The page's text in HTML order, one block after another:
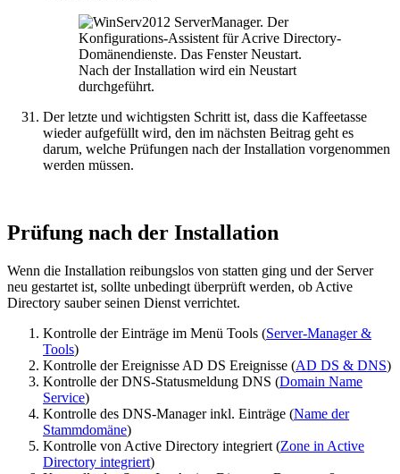
Nach der Installation wird ein Neustart
durchgeführt.
Der letzte und wichtigsten Schritt ist, dass die Kaffeetasse
wieder aufgefüllt wird, den im nächsten Beitrag geht es
darum, welche Prüfungen nach der Installation vorgenommen
werden müssen.
Prüfung nach der Installation
Wenn die Installation reibungslos von statten ging und der Server
neu gestartet ist, sollte unbedingt überprüft werden, ob Active
Directory sauber seinen Dienst verrichtet.
Kontrolle der Einträge im Menü Tools (Server-Manager &
Tools)
Kontrolle der Ereignisse AD DS Ereignisse (AD DS & DNS)
Kontrolle der DNS-Statusmeldung DNS (Domain Name
Service)
Kontrolle des DNS-Manager inkl. Einträge (Name der
Stammdomäne)
Kontrolle von Active Directory integriert (Zone in Active
Directory integriert)